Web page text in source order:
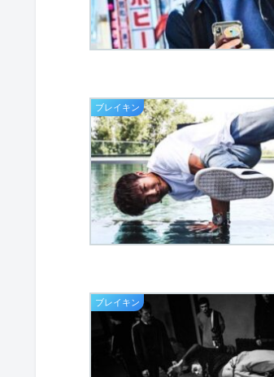
ブレイキン
ブレイキン